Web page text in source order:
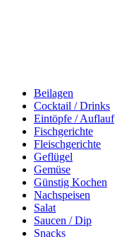
Beilagen
Cocktail / Drinks
Eintöpfe / Auflauf
Fischgerichte
Fleischgerichte
Geflügel
Gemüse
Günstig Kochen
Nachspeisen
Salat
Saucen / Dip
Snacks